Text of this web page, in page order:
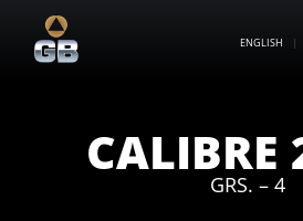
ENGLISH |
CALIBRE
GRS. – 4